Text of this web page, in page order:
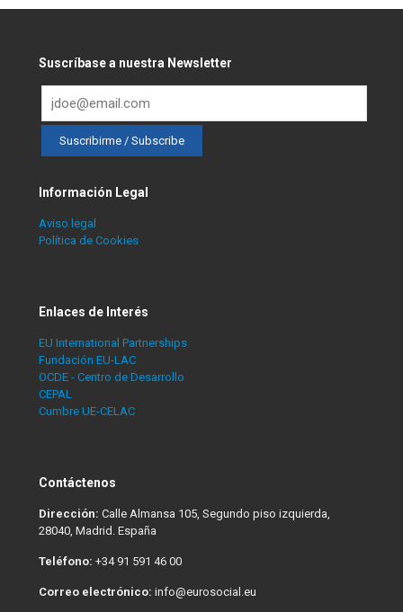
Suscríbase a nuestra Newsletter
Información Legal
Aviso legal
Política de Cookies
Enlaces de Interés
EU International Partnerships
Fundación EU-LAC
OCDE - Centro de Desarrollo
CEPAL
Cumbre UE-CELAC
Contáctenos
Dirección: Calle Almansa 105, Segundo piso izquierda,
28040, Madrid. España
Teléfono: +34 91 591 46 00
Correo electrónico: info@eurosocial.eu